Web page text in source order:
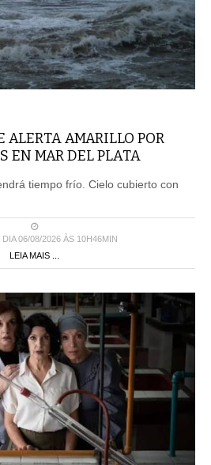
ALERTA AMARILLO POR
EN MAR DEL PLATA
tiempo frío. Cielo cubierto con
DIA 06/08/2026 ÀS 10H46MIN
LEIA MAIS ...